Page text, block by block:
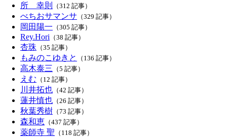
所 幸則 （312 記事）
べちおサマンサ （329 記事）
岡田陽一 （305 記事）
Rey.Hori （38 記事）
杏珠 （35 記事）
もみのこゆきと （136 記事）
高木泰三 （5 記事）
えむ （12 記事）
川井拓也 （42 記事）
蓮井慎也 （26 記事）
秋葉秀樹 （73 記事）
森和恵 （437 記事）
薬師寺 聖 （118 記事）